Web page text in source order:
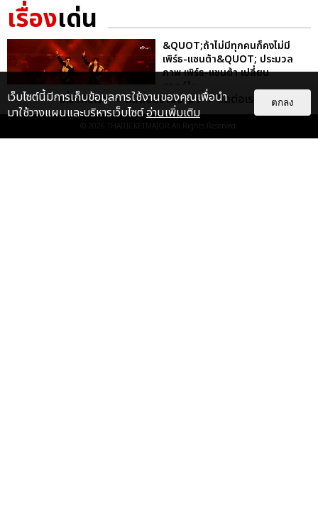
เรื่องเด่น
&QUOT;ถ้าไม่มีทุกคนก็คงไม่มี
เพิร์ธ-แซนต้า&QUOT; ประมวล
ภาพ เพิร์ธ-แซนต้า เปลี่ยน
ฮอลล์ให...
EXCLUSIVE : 34
เกี่ยวกับเรา ติดต่อลงโฆษณา ติดต่อเรา
© 2026 THAITICKETMAJOR All Rights Reserved.
เว็บไซต์นี้มีการเก็บข้อมูลการใช้งานของคุณเพื่อนำ
มาใช้วางแผนและบริหารเว็บไซต์อ่านเพิ่มเติม
ตกลง